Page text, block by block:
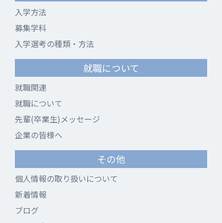
入学方法
募集学科
入学選考の種類・方法
就職について
就職関連
就職について
先輩(卒業生)メッセージ
企業の皆様へ
その他
個人情報の取り扱いについて
新着情報
ブログ